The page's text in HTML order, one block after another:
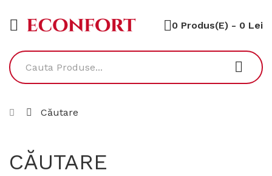
0 Produs(e) - 0 Lei
Căutare
CĂUTARE